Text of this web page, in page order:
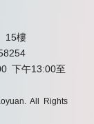
15樓
下午13:00至
All Rights